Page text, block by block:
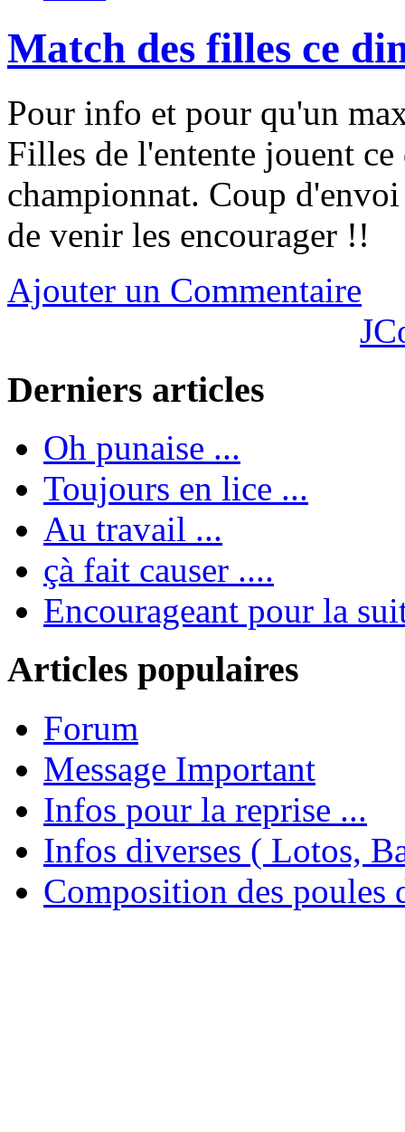
Match des filles ce
Pour info et pour qu'un
Filles de l'entente jouent
championnat. Coup
de venir les encourager !!
Ajouter un Commentaire
Derniers articles
Oh punaise ...
Toujours en lice ...
Au travail ...
çà fait causer ....
Encourageant pour la
Articles populaires
Forum
Message Important
Infos pour la reprise ...
Infos diverses ( Lotos,
Composition des poules